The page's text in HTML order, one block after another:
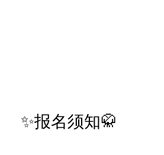
✨报名须知🥋